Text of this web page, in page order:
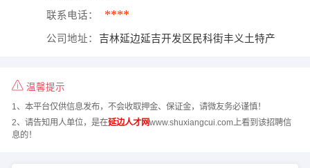
联系电话： ****
公司地址： 吉林延边延吉开发区民科街丰义土特产
温馨提示
1、本平台仅供信息发布，不会收取押金、保证金，请微友务必谨慎！
2、请告知用人单位，是在延边人才网www.shuxiangcui.com上看到该招聘信
息的！